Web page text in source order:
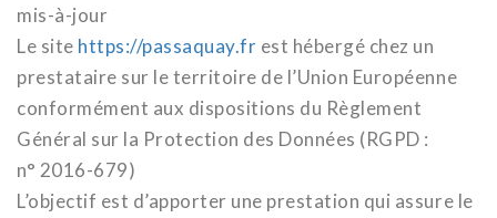
mis-à-jour
Le site https://passaquay.fr est hébergé chez un
prestataire sur le territoire de l’Union Européenne
conformément aux dispositions du Règlement
Général sur la Protection des Données (RGPD :
n° 2016-679)
L’objectif est d’apporter une prestation qui assure le